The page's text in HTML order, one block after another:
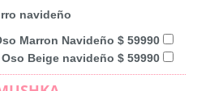
navideño
Marron Navideño $ 59990
Oso Beige navideño $ 59990